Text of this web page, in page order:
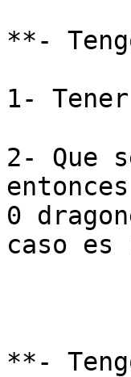
**-
1-
2- Que
0
caso es
**-